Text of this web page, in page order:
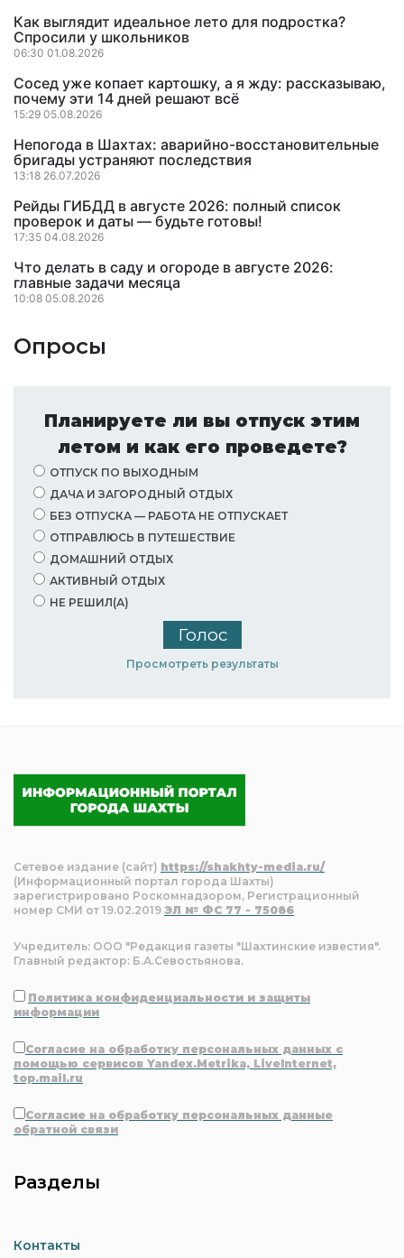
Как выглядит идеальное лето для подростка?
Спросили у школьников
06:30 01.08.2026
Сосед уже копает картошку, а я жду: рассказываю,
почему эти 14 дней решают всё
15:29 05.08.2026
Непогода в Шахтах: аварийно-восстановительные
бригады устраняют последствия
13:18 26.07.2026
Рейды ГИБДД в августе 2026: полный список
проверок и даты — будьте готовы!
17:35 04.08.2026
Что делать в саду и огороде в августе 2026:
главные задачи месяца
10:08 05.08.2026
Опросы
Планируете ли вы отпуск этим
летом и как его проведете?
ОТПУСК ПО ВЫХОДНЫМ
ДАЧА И ЗАГОРОДНЫЙ ОТДЫХ
БЕЗ ОТПУСКА — РАБОТА НЕ ОТПУСКАЕТ
ОТПРАВЛЮСЬ В ПУТЕШЕСТВИЕ
ДОМАШНИЙ ОТДЫХ
АКТИВНЫЙ ОТДЫХ
НЕ РЕШИЛ(А)
Просмотреть результаты
Сетевое издание (сайт) https://shakhty-media.ru/
(Информационный портал города Шахты)
зарегистрировано Роскомнадзором, Регистрационный
номер СМИ от 19.02.2019 ЭЛ № ФС 77 - 75086
Учредитель: ООО "Редакция газеты "Шахтинские известия".
Главный редактор: Б.А.Севостьянова.
Политика конфиденциальности и защиты
информации
Согласие на обработку персональных данных с
помощью сервисов Yandex.Metrika, LiveInternet,
top.mail.ru
Согласие на обработку персональных данные
обратной связи
Разделы
Контакты